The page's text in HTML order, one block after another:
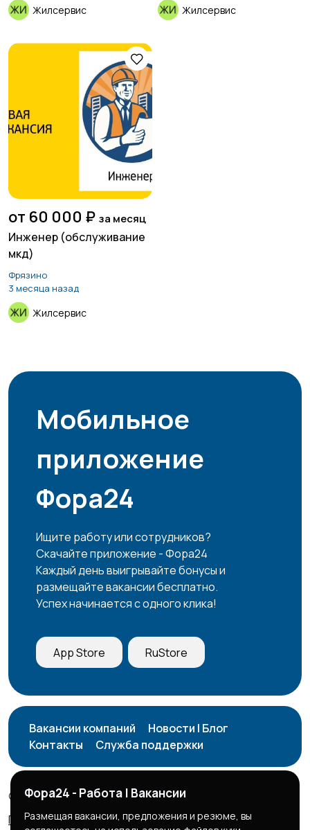
Жилсервис Жилсервис
от 60 000 ₽ за месяц
Инженер (обслуживание
мкд)
Фрязино
3 месяца назад
Жилсервис
Мобильное
приложение
Фора24
Ищите работу или сотрудников?
Скачайте приложение - Фора24
Каждый день выигрывайте бонусы и
размещайте вакансии бесплатно.
Успех начинается с одного клика!
App Store RuStore
Вакансии компаний
Новости | Блог
Контакты
Служба поддержки
© 2026 Фора24 | Вакансии
Правила сервиса
Политика конфиденциальности
Фора24 - Работа | Вакансии
Размещая вакансии, предложения и резюме, вы